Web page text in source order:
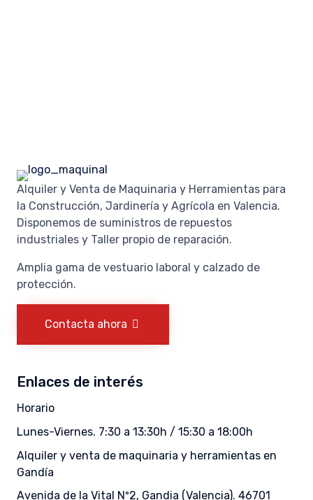
Alquiler y Venta de Maquinaria y Herramientas para
la Construcción, Jardinería y Agrícola en Valencia.
Disponemos de suministros de repuestos
industriales y Taller propio de reparación.
Amplia gama de vestuario laboral y calzado de
protección.
Contacta ahora
Enlaces de interés
Horario
Lunes-Viernes. 7:30 a 13:30h / 15:30 a 18:00h
Alquiler y venta de maquinaria y herramientas en
Gandía
Avenida de la Vital Nº2, Gandia (Valencia). 46701